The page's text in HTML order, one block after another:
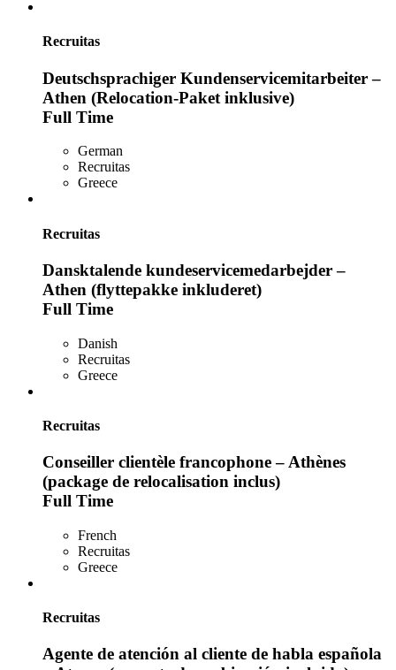
Recruitas
Deutschsprachiger Kundenservicemitarbeiter –
Athen (Relocation-Paket inklusive)
Full Time
German
Recruitas
Greece
Recruitas
Dansktalende kundeservicemedarbejder –
Athen (flyttepakke inkluderet)
Full Time
Danish
Recruitas
Greece
Recruitas
Conseiller clientèle francophone – Athènes
(package de relocalisation inclus)
Full Time
French
Recruitas
Greece
Recruitas
Agente de atención al cliente de habla española